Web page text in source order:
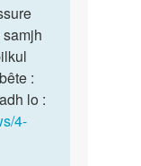
:
lo :
4-